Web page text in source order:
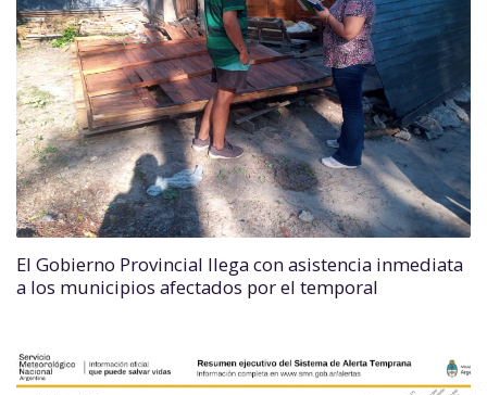
El Gobierno Provincial llega con asistencia inmediata
a los municipios afectados por el temporal